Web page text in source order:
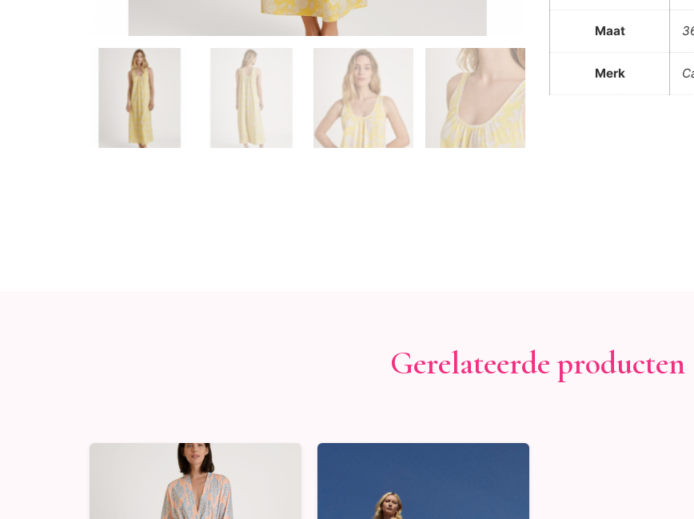
Maat
Merk
Gerelateerde producten